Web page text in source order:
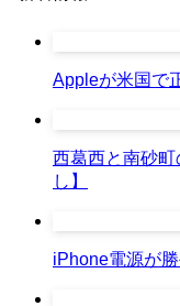
Appleが米国で
西葛西と南砂
し】
iPhone電源が